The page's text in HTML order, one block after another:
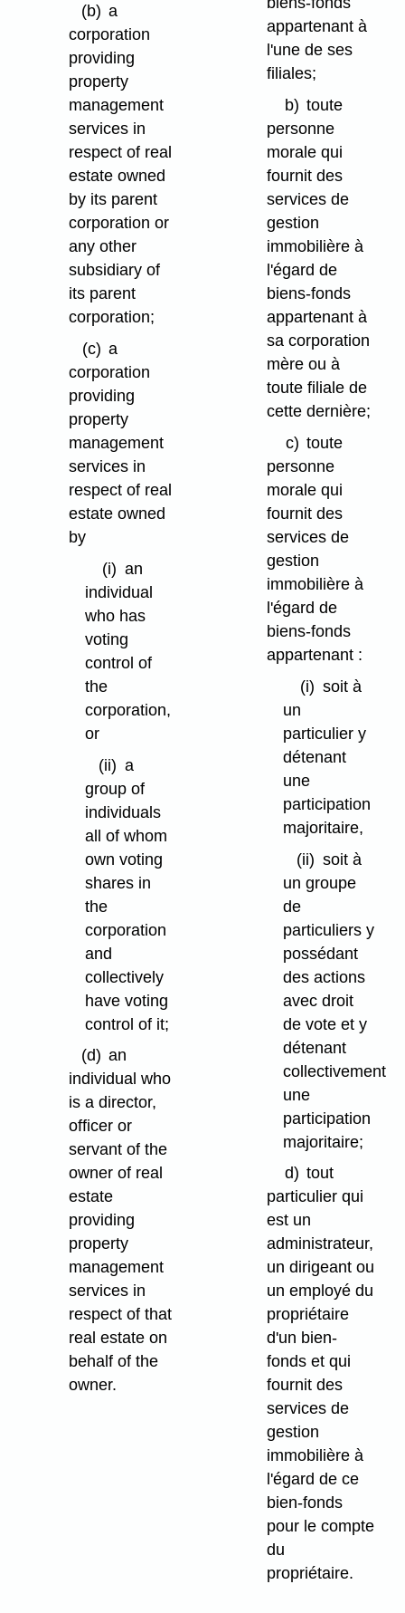
(b) a
corporation
providing
property
management
services in
respect of real
estate owned
by its parent
corporation or
any other
subsidiary of
its parent
corporation;
(c) a
corporation
providing
property
management
services in
respect of real
estate owned
by
(i) an
individual
who has
voting
control of
the
corporation,
or
(ii) a
group of
individuals
all of whom
own voting
shares in
the
corporation
and
collectively
have voting
control of it;
(d) an
individual who
is a director,
officer or
servant of the
owner of real
estate
providing
property
management
services in
respect of that
real estate on
behalf of the
owner.
appartenant à
l'une de ses
filiales;
b) toute
personne
morale qui
fournit des
services de
gestion
immobilière à
l'égard de
biens-fonds
appartenant à
sa corporation
mère ou à
toute filiale de
cette dernière;
c) toute
personne
morale qui
fournit des
services de
gestion
immobilière à
l'égard de
biens-fonds
appartenant :
(i) soit à
un
particulier y
détenant
une
participation
majoritaire,
(ii) soit à
un groupe
de
particuliers y
possédant
des actions
avec droit
de vote et y
détenant
collectivement
une
participation
majoritaire;
d) tout
particulier qui
est un
administrateur,
un dirigeant ou
un employé du
propriétaire
d'un bien-
fonds et qui
fournit des
services de
gestion
immobilière à
l'égard de ce
bien-fonds
pour le compte
du
propriétaire.